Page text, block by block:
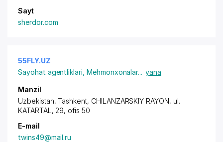
Sayt
sherdor.com
55FLY.UZ
Sayohat agentliklari Mehmonxonalar... yana
Manzil
Uzbekistan,Tashkent, CHILANZARSKIY RAYON, ul.
KATARTAL, 29, ofis 50
E-mail
twins49@mail.ru